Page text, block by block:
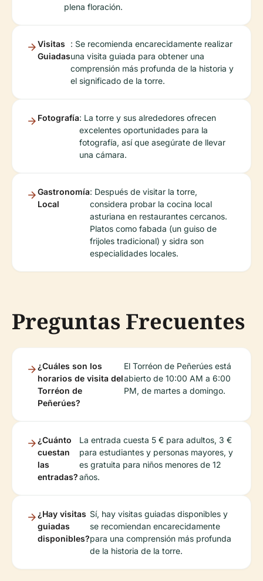
plena floración.
Visitas
Guiadas
: Se recomienda encarecidamente realizar
una visita guiada para obtener una
comprensión más profunda de la historia y
el significado de la torre.
Fotografía: La torre y sus alrededores ofrecen
excelentes oportunidades para la
fotografía, así que asegúrate de llevar
una cámara.
Gastronomía
Local
: Después de visitar la torre,
considera probar la cocina local
asturiana en restaurantes cercanos.
Platos como fabada (un guiso de
frijoles tradicional) y sidra son
especialidades locales.
Preguntas Frecuentes
¿Cuáles son los
horarios de visita del
Torréon de
Peñerúes?
El Torréon de Peñerúes está
abierto de 10:00 AM a 6:00
PM, de martes a domingo.
¿Cuánto
cuestan
las
entradas?
La entrada cuesta 5 € para adultos, 3 €
para estudiantes y personas mayores, y
es gratuita para niños menores de 12
años.
¿Hay visitas
guiadas
disponibles?
Sí, hay visitas guiadas disponibles y
se recomiendan encarecidamente
para una comprensión más profunda
de la historia de la torre.